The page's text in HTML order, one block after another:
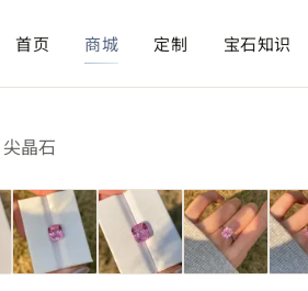
首页 商城 定制 宝石知识
尖晶石